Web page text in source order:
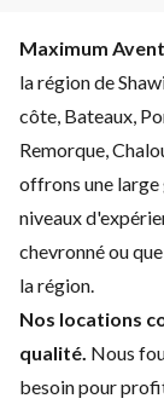
Maximum
la région de
côte, Bateaux,
Remorque,
offrons une large
niveaux
chevronné ou
la région.
Nos locations
qualité. Nous
besoin pour